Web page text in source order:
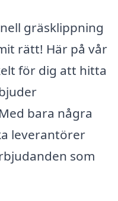
gräsklippning
rätt! Här på vår
för dig att hitta
bara några
leverantörer
som